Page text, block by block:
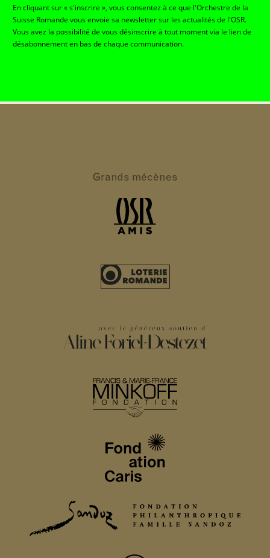
En cliquant sur « s'inscrire », vous consentez à ce que l'Orchestre de la
Suisse Romande vous envoie sa newsletter sur les actualités de l'OSR.
Vous avez la possibilité de vous désinscrire à tout moment via le lien de
désabonnement en bas de chaque communication.
Grands mécènes